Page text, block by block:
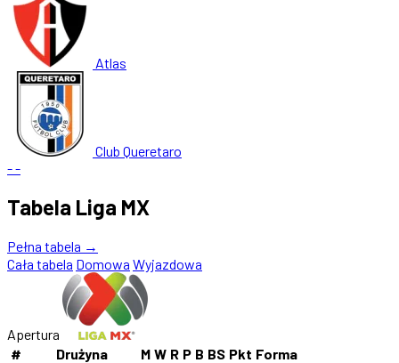
Atlas
Club Queretaro
--
Tabela Liga MX
Pełna tabela →
Cała tabela Domowa Wyjazdowa
Apertura
#
Drużyna M W R P B BS Pkt Forma